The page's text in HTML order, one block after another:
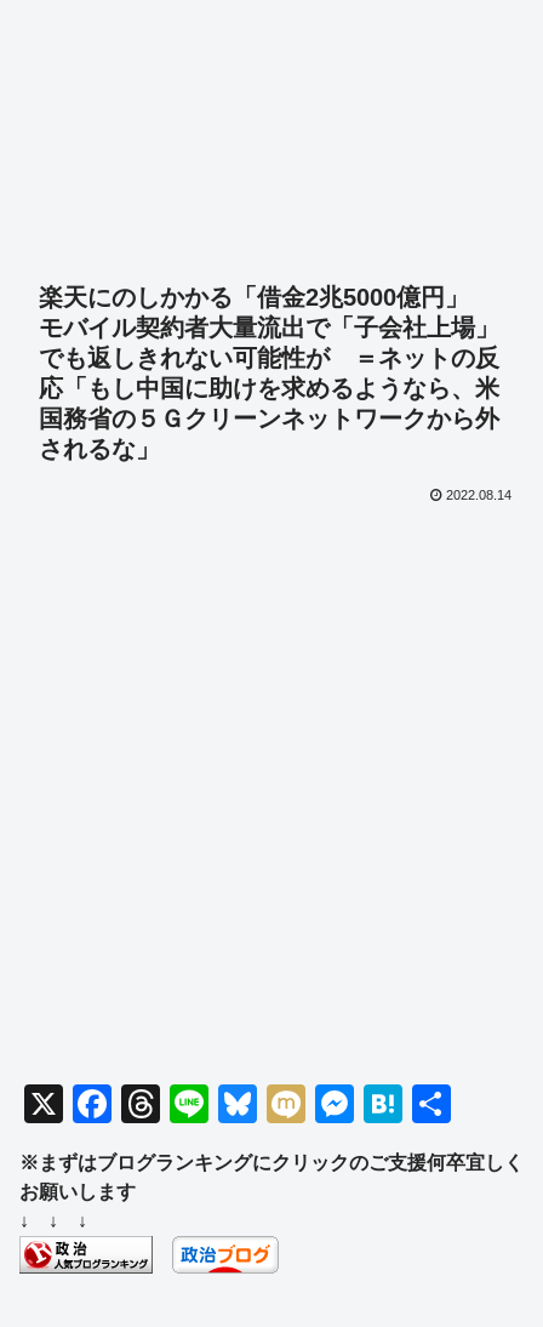
楽天にのしかかる「借金2兆5000億円」
モバイル契約者大量流出で「子会社上場」
でも返しきれない可能性が ＝ネットの反
応「もし中国に助けを求めるようなら、米
国務省の５Ｇクリーンネットワークから外
されるな」
2022.08.14
X
F
a
c
b
T
hr
e
d
Li
n
e
Bl
e
y
M
ixi
M
ss
H
at
e
有
※まずはブログランキングにクリックのご支援何卒宜しく
お願いします
↓ ↓ ↓